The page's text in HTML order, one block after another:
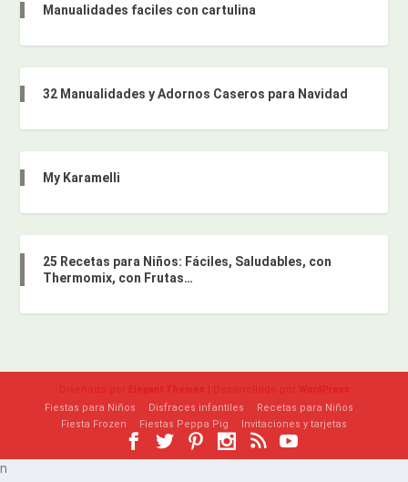
Manualidades faciles con cartulina
32 Manualidades y Adornos Caseros para Navidad
My Karamelli
25 Recetas para Niños: Fáciles, Saludables, con
Thermomix, con Frutas…
Diseñado por Elegant Themes | Desarrollado por WordPress
Fiestas para Niños Disfraces infantiles
Recetas para Niños
Fiesta Frozen
Fiestas Peppa Pig Invitaciones y tarjetas
n